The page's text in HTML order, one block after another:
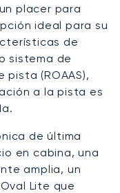
placer para
ideal para su
de
sistema de
(ROAAS),
a la pista es
de última
en cabina, una
amplia, un
Lite que